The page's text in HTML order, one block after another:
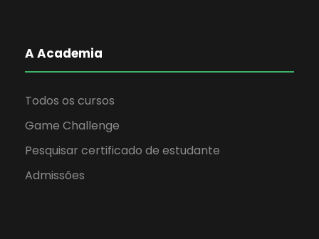
A Academia
Todos os cursos
Game Challenge
Pesquisar certificado de estudante
Admissões